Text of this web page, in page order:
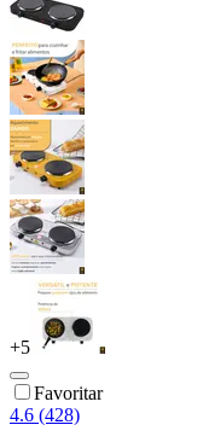
+5
Favoritar
4.6 (428)